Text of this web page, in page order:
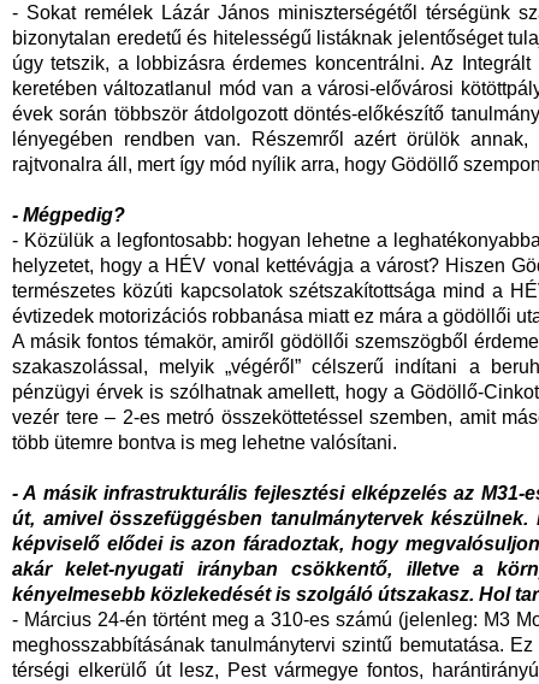
- Sokat remélek Lázár János miniszterségétől térségünk
bizonytalan eredetű és hitelességű listáknak jelentőséget
úgy tetszik, a lobbizásra érdemes koncentrálni. Az
keretében változatlanul mód van a városi-elővárosi
évek során többször átdolgozott döntés-előkészítő
lényegében rendben van. Részemről azért örülök
rajtvonalra áll, mert így mód nyílik arra, hogy Gödöllő
- Mégpedig?
- Közülük a legfontosabb: hogyan lehetne a
helyzetet, hogy a HÉV vonal kettévágja a várost? Hiszen
természetes közúti kapcsolatok szétszakítottsága mind a
évtizedek motorizációs robbanása miatt ez mára a gödöllői
A másik fontos témakör, amiről gödöllői szemszögből
szakaszolással, melyik „végéről” célszerű indítani a
pénzügyi érvek is szólhatnak amellett, hogy a Gödöllő-
vezér tere – 2-es metró összeköttetéssel szemben, amit
több ütemre bontva is meg lehetne valósítani.
- A másik infrastrukturális fejlesztési elképzelés az
út, amivel összefüggésben tanulmánytervek
képviselő elődei is azon fáradoztak, hogy
akár kelet-nyugati irányban csökkentő, illetve a
kényelmesebb közlekedését is szolgáló útszakasz. Hol
- Március 24-én történt meg a 310-es számú (jelenleg: M3
meghosszabbításának tanulmánytervi szintű bemutatása.
térségi elkerülő út lesz, Pest vármegye fontos,